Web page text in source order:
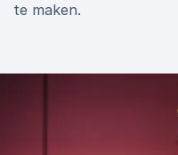
te maken.